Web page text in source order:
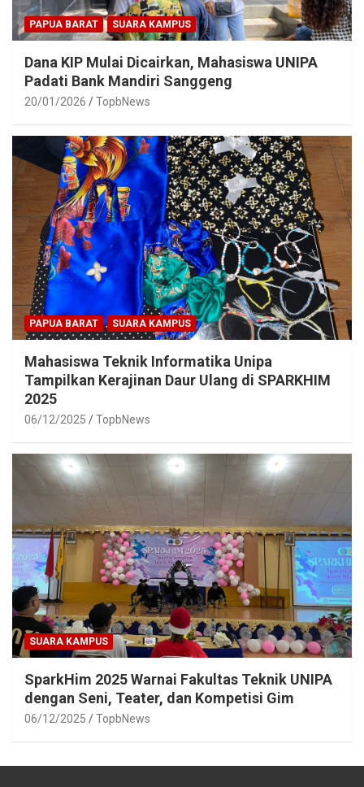
PAPUA BARAT SUARA KAMPUS
Dana KIP Mulai Dicairkan, Mahasiswa UNIPA
Padati Bank Mandiri Sanggeng
20/01/2026 TopbNews
PAPUA BARAT SUARA KAMPUS
Mahasiswa Teknik Informatika Unipa
Tampilkan Kerajinan Daur Ulang di SPARKHIM
2025
06/12/2025 TopbNews
SUARA KAMPUS
SparkHim 2025 Warnai Fakultas Teknik UNIPA
dengan Seni, Teater, dan Kompetisi Gim
06/12/2025 TopbNews